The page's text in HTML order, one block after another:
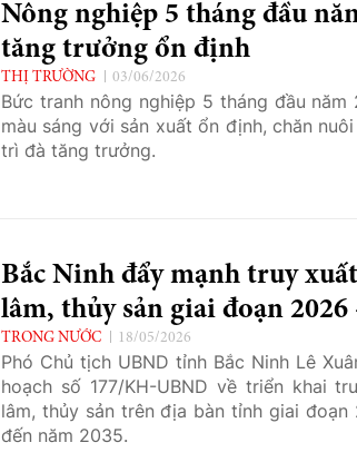
Nông nghiệp 5 tháng đầu
tăng trưởng ổn định
THỊ TRƯỜNG 03/06/2026
Bức tranh nông nghiệp 5 tháng đầu năm
màu sáng với sản xuất ổn định, chăn
trì đà tăng trưởng.
Bắc Ninh đẩy mạnh truy
lâm, thủy sản giai đoạn 2026
TRONG NƯỚC 18/05/2026
Phó Chủ tịch UBND tỉnh Bắc Ninh Lê
hoạch số 177/KH-UBND về triển khai
lâm, thủy sản trên địa bàn tỉnh giai
đến năm 2035.